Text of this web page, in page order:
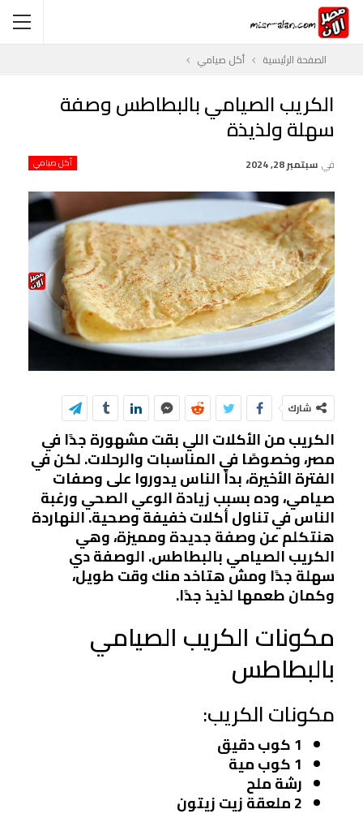
الصفحة الرئيسية أكل صيامي
الكريب الصيامي بالبطاطس وصفة
سهلة ولذيذة
أكل صيامي في سبتمبر 28, 2024
شارك
الكريب من الأكلات اللي بقت مشهورة جدًا في
مصر، وخصوصًا في المناسبات والرحلات. لكن في
الفترة الأخيرة، بدأ الناس يدوروا على وصفات
صيامي، وده بسبب زيادة الوعي الصحي ورغبة
الناس في تناول أكلات خفيفة وصحية. النهاردة
هنتكلم عن وصفة جديدة ومميزة، وهي
الكريب الصيامي بالبطاطس. الوصفة دي
سهلة جدًا ومش هتاخد منك وقت طويل،
وكمان طعمها لذيذ جدًا.
مكونات الكريب الصيامي
بالبطاطس
مكونات الكريب:
1 كوب دقيق
1 كوب مية
رشة ملح
2 ملعقة زيت زيتون